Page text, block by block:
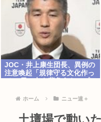
JOC・井上康生団長、異例の
注意喚起「規律守る文化作っ
相次ぐホーム ニュー速＋
土壇場で動い